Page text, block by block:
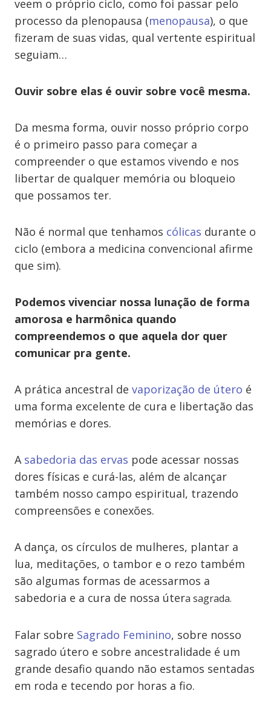
veem o próprio ciclo, como foi passar pelo
processo da plenopausa (menopausa), o que
fizeram de suas vidas, qual vertente espiritual
seguiam…
Ouvir sobre elas é ouvir sobre você mesma.
Da mesma forma, ouvir nosso próprio corpo
é o primeiro passo para começar a
compreender o que estamos vivendo e nos
libertar de qualquer memória ou bloqueio
que possamos ter.
Não é normal que tenhamos cólicas durante o
ciclo (embora a medicina convencional afirme
que sim).
Podemos vivenciar nossa lunação de forma
amorosa e harmônica quando
compreendemos o que aquela dor quer
comunicar pra gente.
A prática ancestral de vaporização de útero é
uma forma excelente de cura e libertação das
memórias e dores.
A sabedoria das ervas pode acessar nossas
dores físicas e curá-las, além de alcançar
também nosso campo espiritual, trazendo
compreensões e conexões.
A dança, os círculos de mulheres, plantar a
lua, meditações, o tambor e o rezo também
são algumas formas de acessarmos a
sabedoria e a cura de nossa útera sagrada.
Falar sobre Sagrado Feminino, sobre nosso
sagrado útero e sobre ancestralidade é um
grande desafio quando não estamos sentadas
em roda e tecendo por horas a fio.